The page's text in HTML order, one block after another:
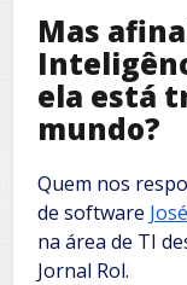
Mas
ela está
mundo?
Quem nos
de software
na área de TI
Jornal Rol.